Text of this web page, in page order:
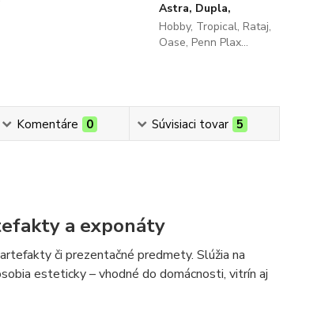
Astra, Dupla,
Hobby, Tropical, Rataj,
Oase, Penn Plax...
Komentáre 0 Súvisiaci tovar 5
a exponáty
či prezentačné predmety. Slúžia na
esteticky – vhodné do domácnosti, vitrín aj